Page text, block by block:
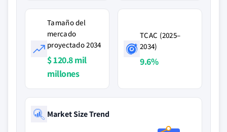
Tamaño del
mercado
proyectado 2034
$ 120.8 mil
millones
TCAC (2025–
2034)
9.6%
Market Size Trend